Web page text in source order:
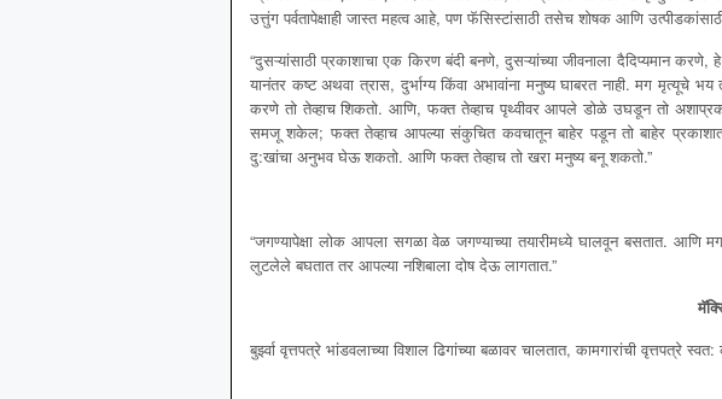
उत्तुंग पर्वतापेक्षाही जास्त महत्व आहे, पण फॅसिस्टांसाठी तसेच शोषक आणि
“दुसऱ्यांसाठी प्रकाशाचा एक किरण बंदी बनणे, दुसऱ्यांच्या जीवनाला दैदिप्यमान
यानंतर कष्ट अथवा त्रास, दुर्भाग्य किंवा अभावांना मनुष्य घाबरत नाही. मग मृत्यूचे
करणे तो तेव्हाच शिकतो. आणि, फक्त तेव्हाच पृथ्वीवर आपले डोळे उघडून तो
समजू शकेल; फक्त तेव्हाच आपल्या संकुचित कवचातून बाहेर पडून तो बाहेर
दु:खांचा अनुभव घेऊ शकतो. आणि फक्त तेव्हाच तो खरा मनुष्य बनू शकतो.”
“जगण्यापेक्षा लोक आपला सगळा वेळ जगण्याच्या तयारीमध्ये घालवून बसतात. आणि
लुटलेले बघतात तर आपल्या नशिबाला दोष देऊ लागतात.”
बुर्झ्वा वृत्तपत्रे भांडवलाच्या विशाल ढिगांच्या बळावर चालतात, कामगारांची वृत्तपत्रे